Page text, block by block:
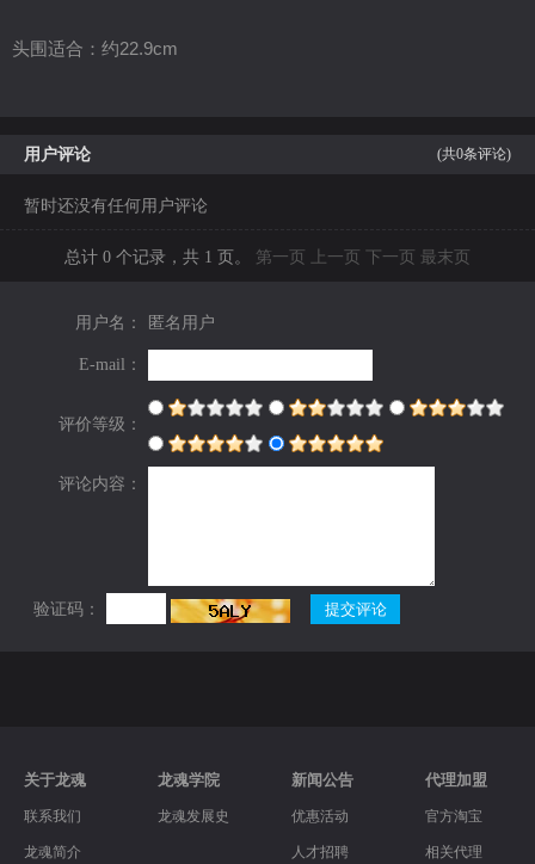
头围适合：约22.9cm
用户评论 (共0条评论)
暂时还没有任何用户评论
总计 0 个记录，共 1 页。 第一页 上一页 下一页 最末页
用户名： 匿名用户
E-mail：
评价等级：
评论内容：
验证码：
关于龙魂
联系我们
龙魂简介
龙魂学院
龙魂发展史
新闻公告
优惠活动
人才招聘
代理加盟
官方淘宝
相关代理